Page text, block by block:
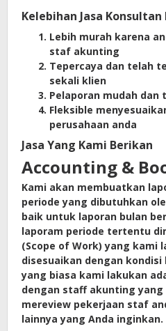
Kelebihan Jasa
Lebih murah karena
staf akunting
Tepercaya dan telah
sekali klien
Pelaporan mudah dan
Fleksible
perusahaan anda
Jasa Yang Kami Berikan
Accounting &
Kami akan membuatkan
periode yang dibutuhkan
baik untuk laporan bulan
laporam periode tertentu
(Scope of Work) yang kami
disesuaikan dengan kondisi
yang biasa kami lakukan
dengan staff akunting yang
mereview pekerjaan staf
lainnya yang Anda inginkan.